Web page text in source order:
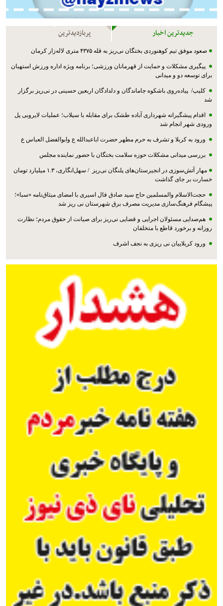
جدیدترین اخبار پربازدیدترین
صعود موفق تیم کوهنوردی بختگان نی‌ریز به قله ۴۳۷۵ متری لاله‌زار کرمان
پیگیری مشکلات و حمایت از قهرمانان ورزشی؛ برنامه ویژه اداره ورزش استهبان
برای توسعه دو و میدانی
کلیپ/ پیاده‌روی باشکوه جاماندگان و دلدادگان اربعین حسینی در نی‌ریز برگزار
شد
اقدام پیشگیرانه شهرداری آباده طشک برای مقابله با سیلاب؛ عملیات لایروبی پل
ورودی شهر انجام شد
ورود به کربلا و تشرف به حرم مطهر حضرت اباعبدالله ع وابوالفضل العباس ع
بررسی میدانی مشکلات حوزه سلامت بختگان با حضور نماینده مجلس
مهار آتش‌سوزی در انجیرستان‌های پلنگان نی‌ریز / سهل‌انگاری، ۱.۳ میلیارد تومان
خسارت بر جای گذاشت
حجت‌الاسلام والمسلمین حاج سید صادق فال اسیری با امضای میثاق‌نامه «سبا»؛
پیشگام فرهنگ‌سازی مدیریت مصرف برق شهرستان نی ریز شد
هم‌صدایی مسئولان اجرایی و قضایی نی‌ریز برای صیانت از حقوق مردم؛ نظارت
روزانه و برخورد قاطع با متخلفان
ورود کربلاییان نی ریزی به نجف اشرف